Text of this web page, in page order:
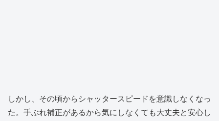
しかし、その頃からシャッタースピードを意識しなくなっ
た。手ぶれ補正があるから気にしなくても大丈夫と安心し